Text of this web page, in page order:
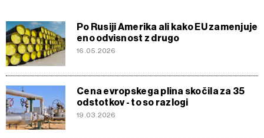
Po Rusiji Amerika ali kako EU zamenjuje
eno odvisnost z drugo
16.05.2026
Cena evropskega plina skočila za 35
odstotkov - to so razlogi
19.03.2026